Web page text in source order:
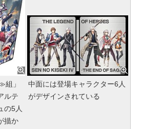
」
ルテ
の5人
描か
中面には登場キャラクター6人
がデザインされている